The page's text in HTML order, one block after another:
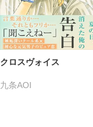
クロスヴォイス
九条AOI